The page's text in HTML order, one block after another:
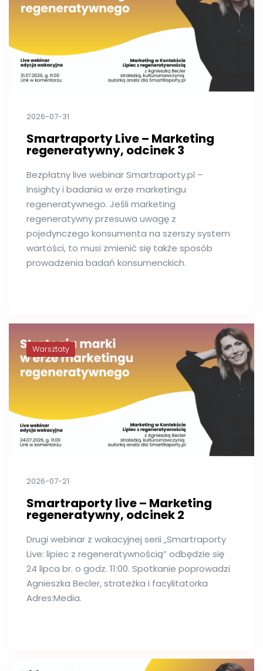
2026-07-31
Smartraporty Live – Marketing
regeneratywny, odcinek 3
Bezpłatny live webinar Smartraporty.pl –
Insighty i badania w erze marketingu
regeneratywnego. Jeśli marketing
regeneratywny przesuwa uwagę z
pojedynczego konsumenta na szerszy system
wartości, to musi zmienić się także sposób
prowadzenia badań konsumenckich.
Warsztaty
2026-07-21
Smartraporty live – Marketing
regeneratywny, odcinek 2
Drugi webinar z wakacyjnej serii „Smartraporty
Live: lipiec z regeneratywnością” odbędzie się
24 lipca br. o godz. 11:00. Spotkanie poprowadzi
Agnieszka Becler, strateżka i facylitatorka
Adres:Media.